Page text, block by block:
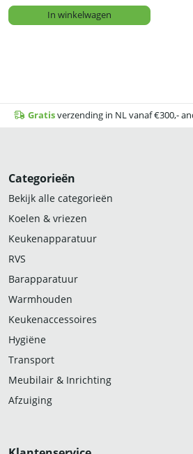
In winkelwagen
Gratisverzending in NL vanaf €300,-
Categorieën
Bekijk alle categorieën
Koelen & vriezen
Keukenapparatuur
RVS
Barapparatuur
Warmhouden
Keukenaccessoires
Hygiëne
Transport
Meubilair & Inrichting
Afzuiging